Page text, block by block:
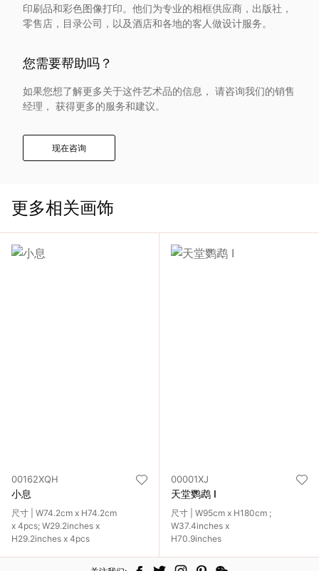
们
系
们
言
印刷品和彩色图像打印。他们为专业的相框供应商，出版社，
零售店，目录公司，以及酒店和各地的客人做设计服务。
您需要帮助吗？
如果您想了解更多关于这件艺术品的信息， 请咨询我们的销售
经理， 获得更多的服务和建议。
现在咨询
更多相关画饰
00162XQH
小息
尺寸 | W74.2cm x H74.2cm
x 4pcs; W29.2inches x
H29.2inches x 4pcs
00001XJ
天堂鹦鹉 I
尺寸 | W95cm x H180cm ;
W37.4inches x
H70.9inches